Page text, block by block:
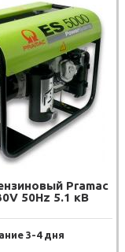
Pramac
50Hz 5.1 кВ
3-4 дня